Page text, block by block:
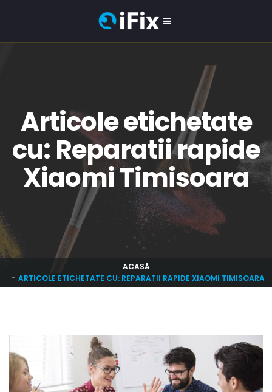
Articole etichetate
cu: Reparatii rapide
Xiaomi Timisoara
ACASĂ
ARTICOLE ETICHETATE CU: REPARATII RAPIDE XIAOMI TIMISOARA